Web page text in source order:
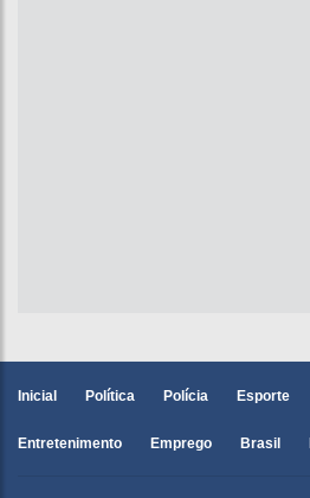
Inicial Política Polícia Esporte
Entretenimento Emprego Brasil